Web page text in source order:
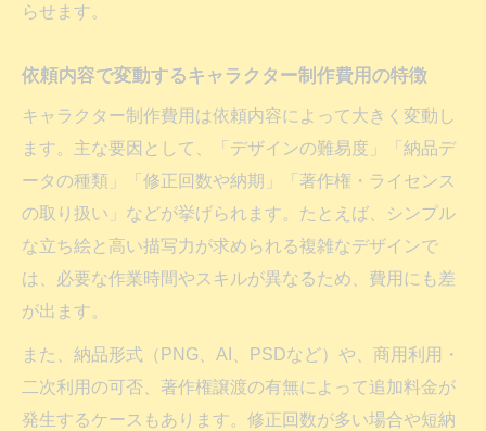
らせます。
依頼内容で変動するキャラクター制作費用の特徴
キャラクター制作費用は依頼内容によって大きく変動し
ます。主な要因として、「デザインの難易度」「納品デ
ータの種類」「修正回数や納期」「著作権・ライセンス
の取り扱い」などが挙げられます。たとえば、シンプル
な立ち絵と高い描写力が求められる複雑なデザインで
は、必要な作業時間やスキルが異なるため、費用にも差
が出ます。
また、納品形式（PNG、AI、PSDなど）や、商用利用・
二次利用の可否、著作権譲渡の有無によって追加料金が
発生するケースもあります。修正回数が多い場合や短納